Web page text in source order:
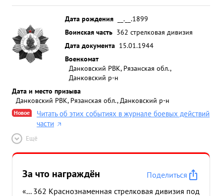
Дата рождения
__.__.1899
Воинская часть 362 стрелковая дивизия
Дата документа 15.01.1944
Военкомат
Данковский РВК, Рязанская обл.,
Данковский р-н
Дата и место призыва
Данковский РВК, Рязанская обл., Данковский р-н
Новое
Читать об этих событиях в журнале боевых действий
части
Ещё
За что награждён
Поделиться
«... 362 Краснознаменная стрелковая дивизия под